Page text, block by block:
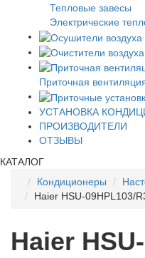
Тепловые завесы
Электрические
Приточная
УСТАНОВКА
ПРОИЗВОДИТЕЛИ
ОТЗЫВЫ
КАТАЛОГ
Кондиционеры
Haier HSU-09HPL103/
Haier